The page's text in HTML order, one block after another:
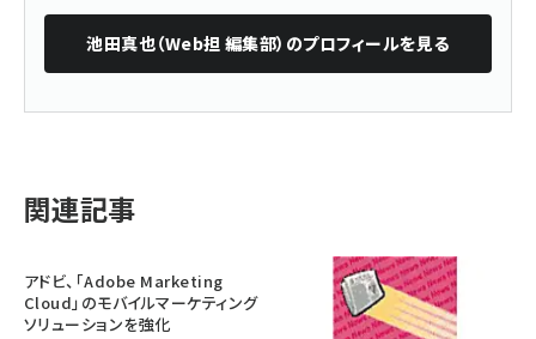
池田真也（Web担 編集部） のプロフィールを見る
関連記事
アドビ、「Adobe Marketing
Cloud」のモバイルマーケティング
ソリューションを強化